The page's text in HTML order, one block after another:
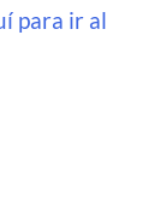
para ir al